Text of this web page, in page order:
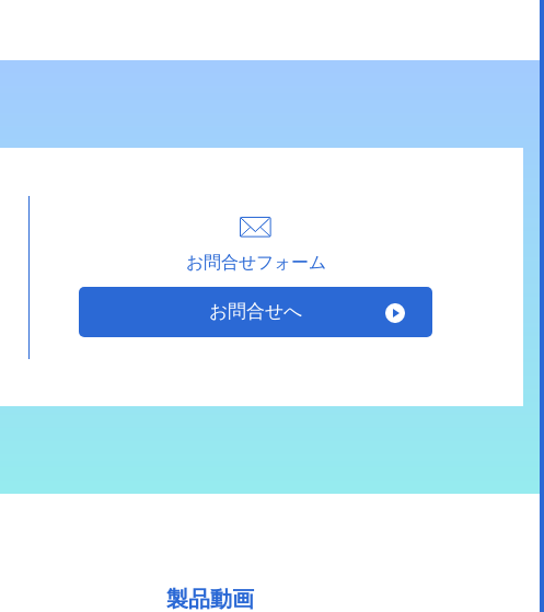
お問合せフォーム
お問合せへ
製品動画